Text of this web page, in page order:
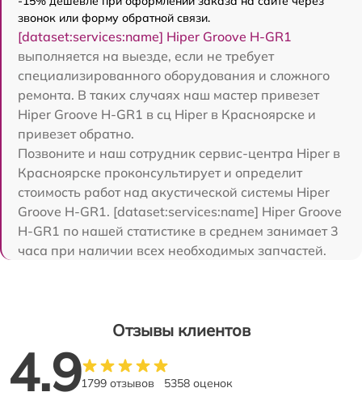
звонок или форму обратной связи.
[dataset:services:name] Hiper Groove H-GR1
выполняется на выезде, если не требует
специализированного оборудования и сложного
ремонта. В таких случаях наш мастер привезет
Hiper Groove H-GR1 в сц Hiper в Красноярске и
привезет обратно.
Позвоните и наш сотрудник сервис-центра Hiper в
Красноярске проконсультирует и определит
стоимость работ над акустической системы Hiper
Groove H-GR1. [dataset:services:name] Hiper Groove
H-GR1 по нашей статистике в среднем занимает 3
часа при наличии всех необходимых запчастей.
Отзывы клиентов
4.91799 отзывов 5358 оценок